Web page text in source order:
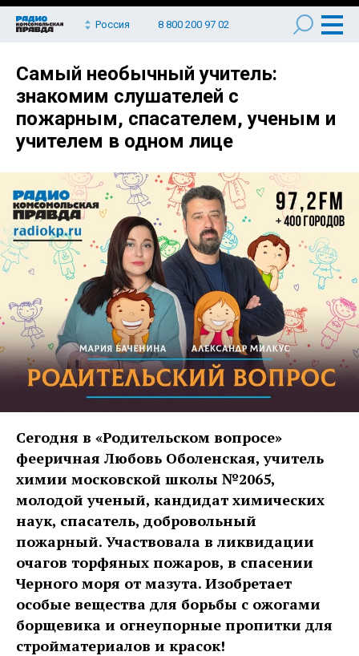
Россия 8 800 200 97 02
Самый необычный учитель:
знакомим слушателей с
пожарным, спасателем, ученым и
учителем в одном лице
Сегодня в «Родительском вопросе»
фееричная Любовь Оболенская, учитель
химии московской школы №2065,
молодой ученый, кандидат химических
наук, спасатель, добровольный
пожарный. Участвовала в ликвидации
очагов торфяных пожаров, в спасении
Черного моря от мазута. Изобретает
особые вещества для борьбы с ожогами
борщевика и огнеупорные пропитки для
стройматериалов и красок!